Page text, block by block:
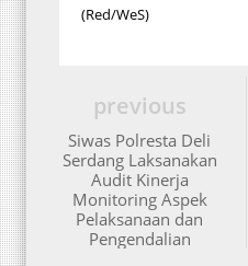
(Red/WeS)
previous
Siwas Polresta Deli
Serdang Laksanakan
Audit Kinerja
Monitoring Aspek
Pelaksanaan dan
Pengendalian